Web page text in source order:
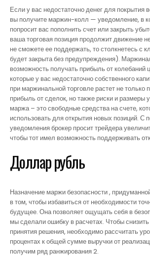
Если у вас недостаточно денег для покрытия
вы получите маржин-колл — уведомление, в
попросит вас пополнить счет или закрыть
ваша торговая позиция продолжит движение
не сможете ее поддержать, то столкнетесь с
будет закрыта без предупреждения).
возможность получать прибыль от колебаний
которые у вас недостаточно собственного
при маржинальной торговле растет не только
прибыль от сделок, но также риски и размеры
маржа – это свободные средства на счете,
использовать для открытия новых позиций. С
уведомления брокер просит трейдера
чтобы тот имел возможность поддерживать
Доллар рубль
Назначение маржи безопасности ,
в том, чтобы избавиться от необходимости
будущее. Она позволяет ощущать себя в
мы сделали ошибку в расчетах. Чтобы
принятия решения, необходимо рассчитать
процентах к общей сумме выручки от
получим ряд ранжирования 2.